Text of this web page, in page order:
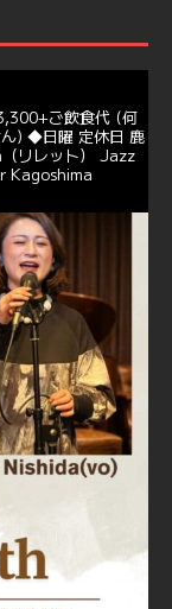
リスマスソング
wEg5HDc_iEv
11月 2024
ンジ可能ですの
8650
ご飲食代 (何
) ◆日曜 定休日 鹿
リレット）
Jazz
Kagoshima